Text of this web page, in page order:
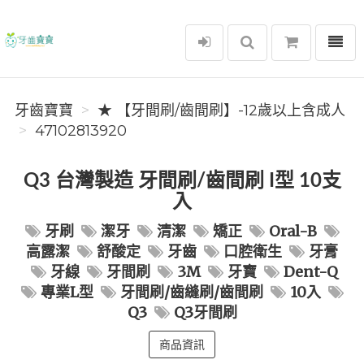
牙齒寶寶
選單
牙齒寶寶
★ 【牙間刷/齒間刷】-12歲以上含成人
47102813920
Q3 台灣製造 牙間刷/齒間刷 I型 10支
入
牙刷 潔牙 清潔 矯正
Oral-B
高露潔
舒酸定 牙齒 口腔衛生
牙膏
牙線
牙間刷 3M 牙寶
Dent-Q
專業L型
牙間刷/齒縫刷/齒間刷
10入
Q3
Q3牙間刷
商品資訊